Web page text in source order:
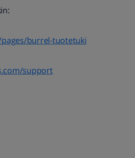
burrel-tuotetuki
support